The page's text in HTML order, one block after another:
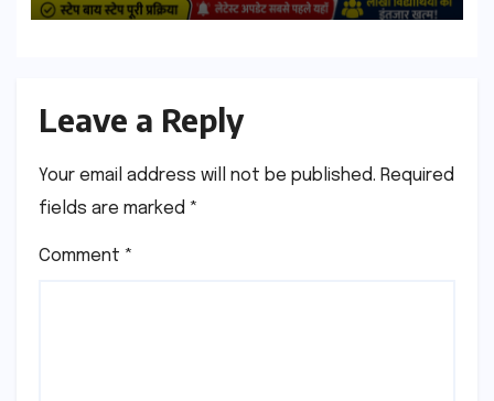
Download Process
Leave a Reply
Your email address will not be published. Required
fields are marked *
Comment *